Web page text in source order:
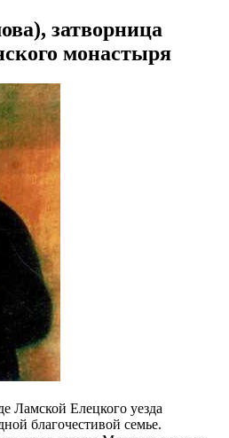
затворница
монастыря
Ламской Елецкого уезда
благочестивой семье.